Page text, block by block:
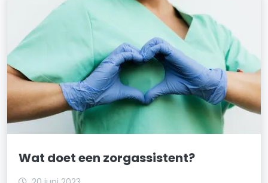
Wat doet een zorgassistent?